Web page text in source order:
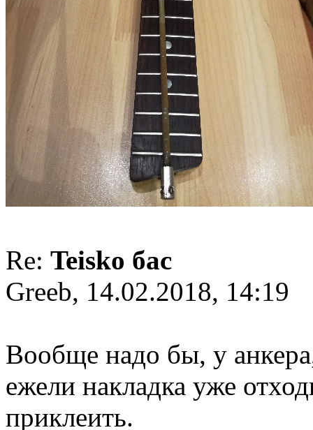
Re: Teisko бас
Greeb, 14.02.2018, 14:19
Вообще надо бы, у
ежели накладка уже
приклеить.